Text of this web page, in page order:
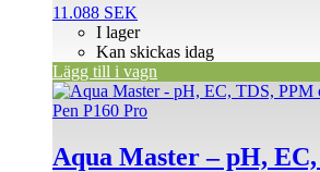
11.088 SEK
I lager
Kan skickas idag
Lägg till i vagn
Aqua Master – pH,